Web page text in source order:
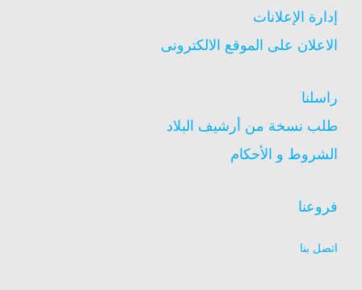
إدارة الإعلانات
الاعلان على الموقع الالكترونى
راسلنا
طلب نسخة من أرشيف البلاد
الشروط و الأحكام
فروعنا
اتصل بنا